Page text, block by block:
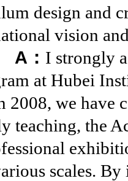
design and
vision
A： I strongly
at Hubei
2008, we have
teaching, the
scales.